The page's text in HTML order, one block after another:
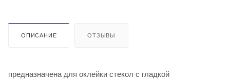
ОПИСАНИЕ ОТЗЫВЫ
предназначена для оклейки стекол с гладкой